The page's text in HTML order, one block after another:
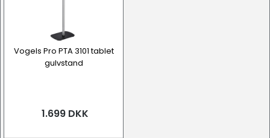
Vogels Pro PTA 3101 tablet
gulvstand
1.699 DKK